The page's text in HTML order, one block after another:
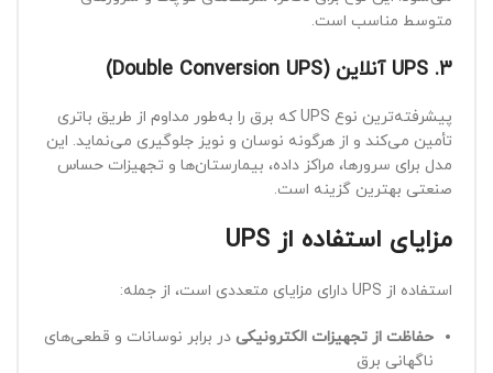
متوسط مناسب است.
3. UPS آنلاین (Double Conversion UPS)
پیشرفته‌ترین نوع UPS که برق را به‌طور مداوم از طریق باتری
تأمین می‌کند و از هرگونه نوسان و نویز جلوگیری می‌نماید. این
مدل برای سرورها، مراکز داده، بیمارستان‌ها و تجهیزات حساس
صنعتی بهترین گزینه است.
مزایای استفاده از UPS
استفاده از UPS دارای مزایای متعددی است، از جمله:
حفاظت از تجهیزات الکترونیکی در برابر نوسانات و قطعی‌های
ناگهانی برق